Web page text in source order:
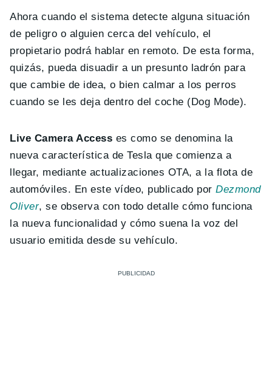
Ahora cuando el sistema detecte alguna situación
de peligro o alguien cerca del vehículo, el
propietario podrá hablar en remoto. De esta forma,
quizás, pueda disuadir a un presunto ladrón para
que cambie de idea, o bien calmar a los perros
cuando se les deja dentro del coche (Dog Mode).
Live Camera Access es como se denomina la
nueva característica de Tesla que comienza a
llegar, mediante actualizaciones OTA, a la flota de
automóviles. En este vídeo, publicado porDezmond
Oliver, se observa con todo detalle cómo funciona
la nueva funcionalidad y cómo suena la voz del
usuario emitida desde su vehículo.